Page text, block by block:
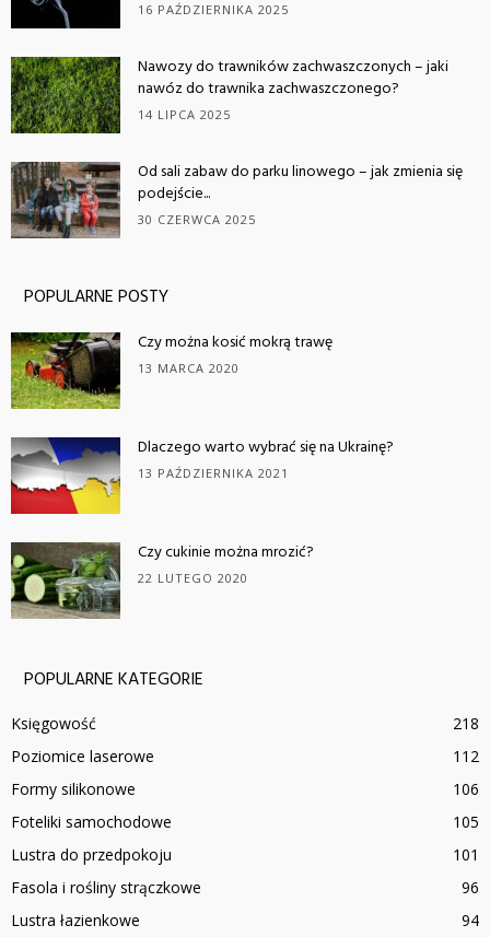
16 PAŹDZIERNIKA 2025
Nawozy do trawników zachwaszczonych – jaki
nawóz do trawnika zachwaszczonego?
14 LIPCA 2025
Od sali zabaw do parku linowego – jak zmienia się
podejście...
30 CZERWCA 2025
POPULARNE POSTY
Czy można kosić mokrą trawę
13 MARCA 2020
Dlaczego warto wybrać się na Ukrainę?
13 PAŹDZIERNIKA 2021
Czy cukinie można mrozić?
22 LUTEGO 2020
POPULARNE KATEGORIE
Księgowość
218
Poziomice laserowe
112
Formy silikonowe
106
Foteliki samochodowe
105
Lustra do przedpokoju
101
Fasola i rośliny strączkowe
96
Lustra łazienkowe
94